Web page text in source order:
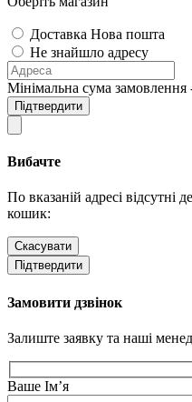
Доставка Нова пошта
Не знайшло адресу
Мінімальна сума замовлення
Підтвердити
Вибачте
По вказаній адресі відсутні
кошик:
Скасувати
Підтвердити
Замовити дзвінок
Залиште заявку та наші
Ваше Ім’я